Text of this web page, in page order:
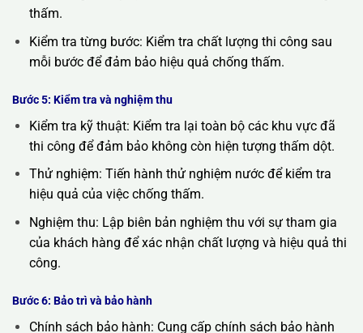
thấm.
Kiểm tra từng bước: Kiểm tra chất lượng thi công sau
mỗi bước để đảm bảo hiệu quả chống thấm.
Bước 5: Kiểm tra và nghiệm thu
Kiểm tra kỹ thuật: Kiểm tra lại toàn bộ các khu vực đã
thi công để đảm bảo không còn hiện tượng thấm dột.
Thử nghiệm: Tiến hành thử nghiệm nước để kiểm tra
hiệu quả của việc chống thấm.
Nghiệm thu: Lập biên bản nghiệm thu với sự tham gia
của khách hàng để xác nhận chất lượng và hiệu quả thi
công.
Bước 6: Bảo trì và bảo hành
Chính sách bảo hành: Cung cấp chính sách bảo hành